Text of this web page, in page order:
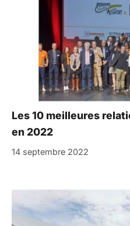
Les 10 meilleures
en 2022
14 septembre 2022